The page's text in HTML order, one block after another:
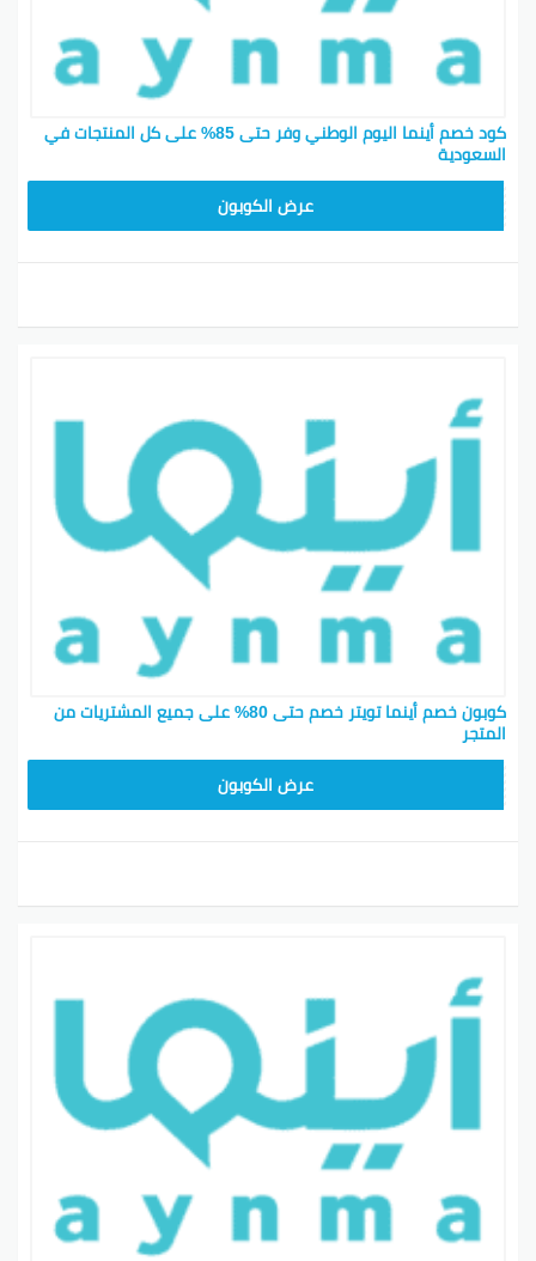
كود خصم أينما اليوم الوطني وفر حتى 85% على كل المنتجات في
السعودية
عرض الكوبون
كوبون خصم أينما تويتر خصم حتى 80% على جميع المشتريات من
المتجر
عرض الكوبون